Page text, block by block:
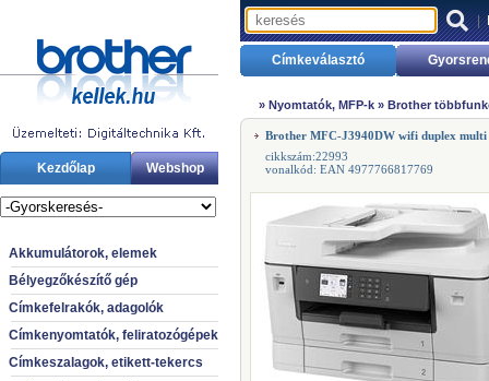
Kezdőlap Webshop
Akkumulátorok, elemek
Bélyegzőkészítő gép
Címkefelrakók, adagolók
Címkenyomtatók, feliratozógépek
Címkeszalagok, etikett-tekercs
|
Címkeválasztó
» Nyomtatók, MFP-k » Brother
Brother MFC-J3940DW wifi duplex multi
cikkszám:22993
vonalkód: EAN 4977766817769